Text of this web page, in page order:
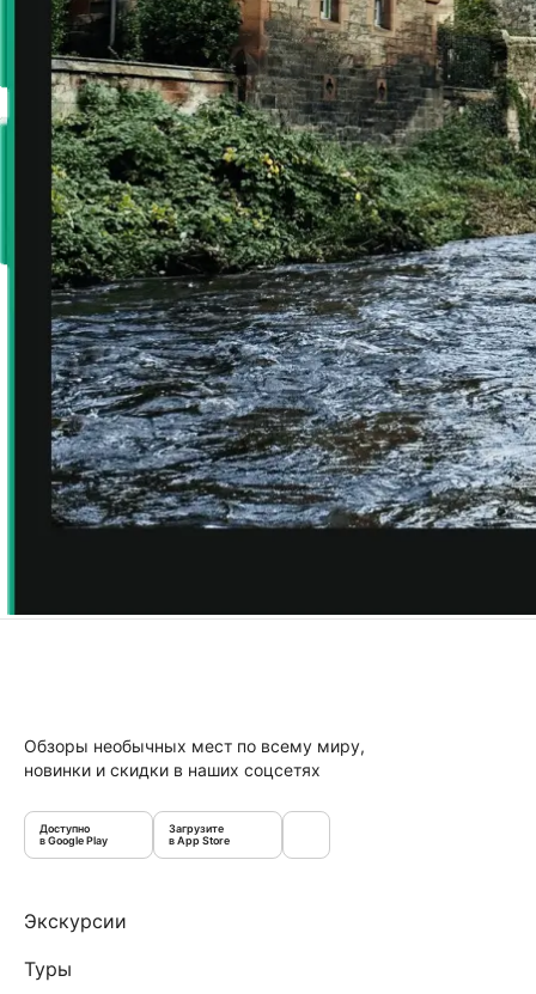
Обзоры необычных мест по всему миру,
новинки и скидки в наших соцсетях
Доступно
в Google Play
Загрузите
в App Store
Экскурсии
Туры